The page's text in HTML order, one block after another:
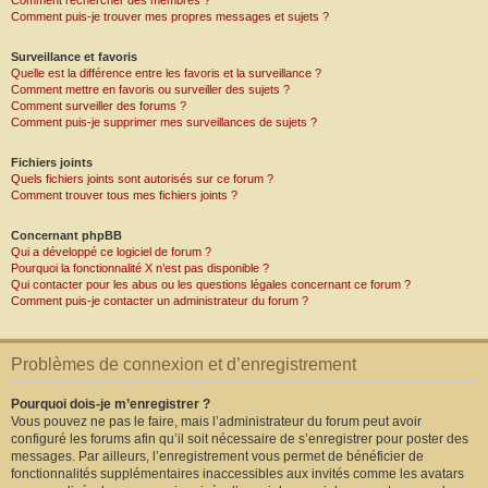
Comment puis-je trouver mes propres messages et sujets ?
Surveillance et favoris
Quelle est la différence entre les favoris et la surveillance ?
Comment mettre en favoris ou surveiller des sujets ?
Comment surveiller des forums ?
Comment puis-je supprimer mes surveillances de sujets ?
Fichiers joints
Quels fichiers joints sont autorisés sur ce forum ?
Comment trouver tous mes fichiers joints ?
Concernant phpBB
Qui a développé ce logiciel de forum ?
Pourquoi la fonctionnalité X n’est pas disponible ?
Qui contacter pour les abus ou les questions légales concernant ce forum ?
Comment puis-je contacter un administrateur du forum ?
Problèmes de connexion et d’enregistrement
Pourquoi dois-je m’enregistrer ?
Vous pouvez ne pas le faire, mais l’administrateur du forum peut avoir
configuré les forums afin qu’il soit nécessaire de s’enregistrer pour poster des
messages. Par ailleurs, l’enregistrement vous permet de bénéficier de
fonctionnalités supplémentaires inaccessibles aux invités comme les avatars